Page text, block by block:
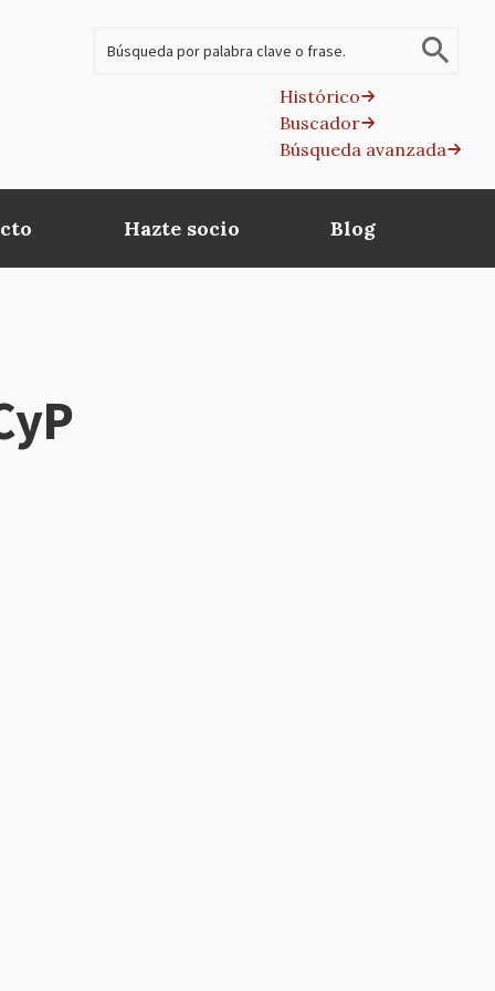
Histórico
Buscador
Búsqueda avanzada
Hazte socio Blog